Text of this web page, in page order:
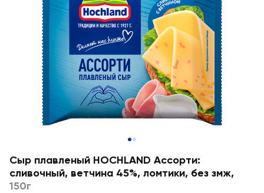
Сыр плавленый HOCHLAND Ассорти:
сливочный, ветчина 45%, ломтики, без змж,
150г